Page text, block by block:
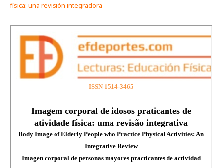
física: una revisión integradora